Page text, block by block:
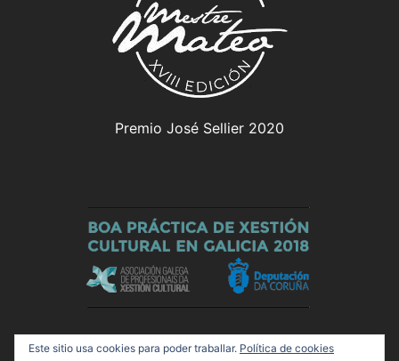
Premio José Sellier 2020
Este sitio usa cookies para poder traballar. Política de cookies